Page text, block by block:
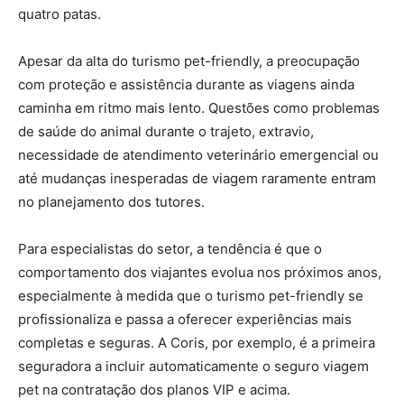
quatro patas.
Apesar da alta do turismo pet-friendly, a preocupação
com proteção e assistência durante as viagens ainda
caminha em ritmo mais lento. Questões como problemas
de saúde do animal durante o trajeto, extravio,
necessidade de atendimento veterinário emergencial ou
até mudanças inesperadas de viagem raramente entram
no planejamento dos tutores.
Para especialistas do setor, a tendência é que o
comportamento dos viajantes evolua nos próximos anos,
especialmente à medida que o turismo pet-friendly se
profissionaliza e passa a oferecer experiências mais
completas e seguras. A Coris, por exemplo, é a primeira
seguradora a incluir automaticamente o seguro viagem
pet na contratação dos planos VIP e acima.